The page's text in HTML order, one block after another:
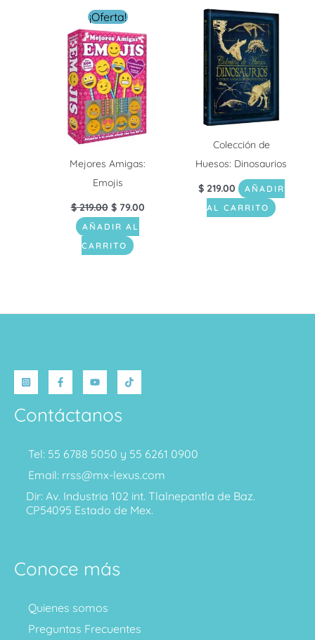
¡Oferta!
Mejores Amigas:
Emojis
$219.00
El
precio
original
era:
$ 219.00.
$79.00
actual
es:
$ 79.00.
AÑADIR AL
CARRITO
Colección de
Huesos: Dinosaurios
$219.00
AÑADIR
AL CARRITO
Contáctanos
Tel: 55 6788 5050 y 55 6261 0900
Email: rrss@mx-lexus.com
Dir: Av. Industria 102 int. Tlalnepantla de Baz.
CP54095 Estado de Mex.
Conoce más
Quienes somos
Preguntas Frecuentes